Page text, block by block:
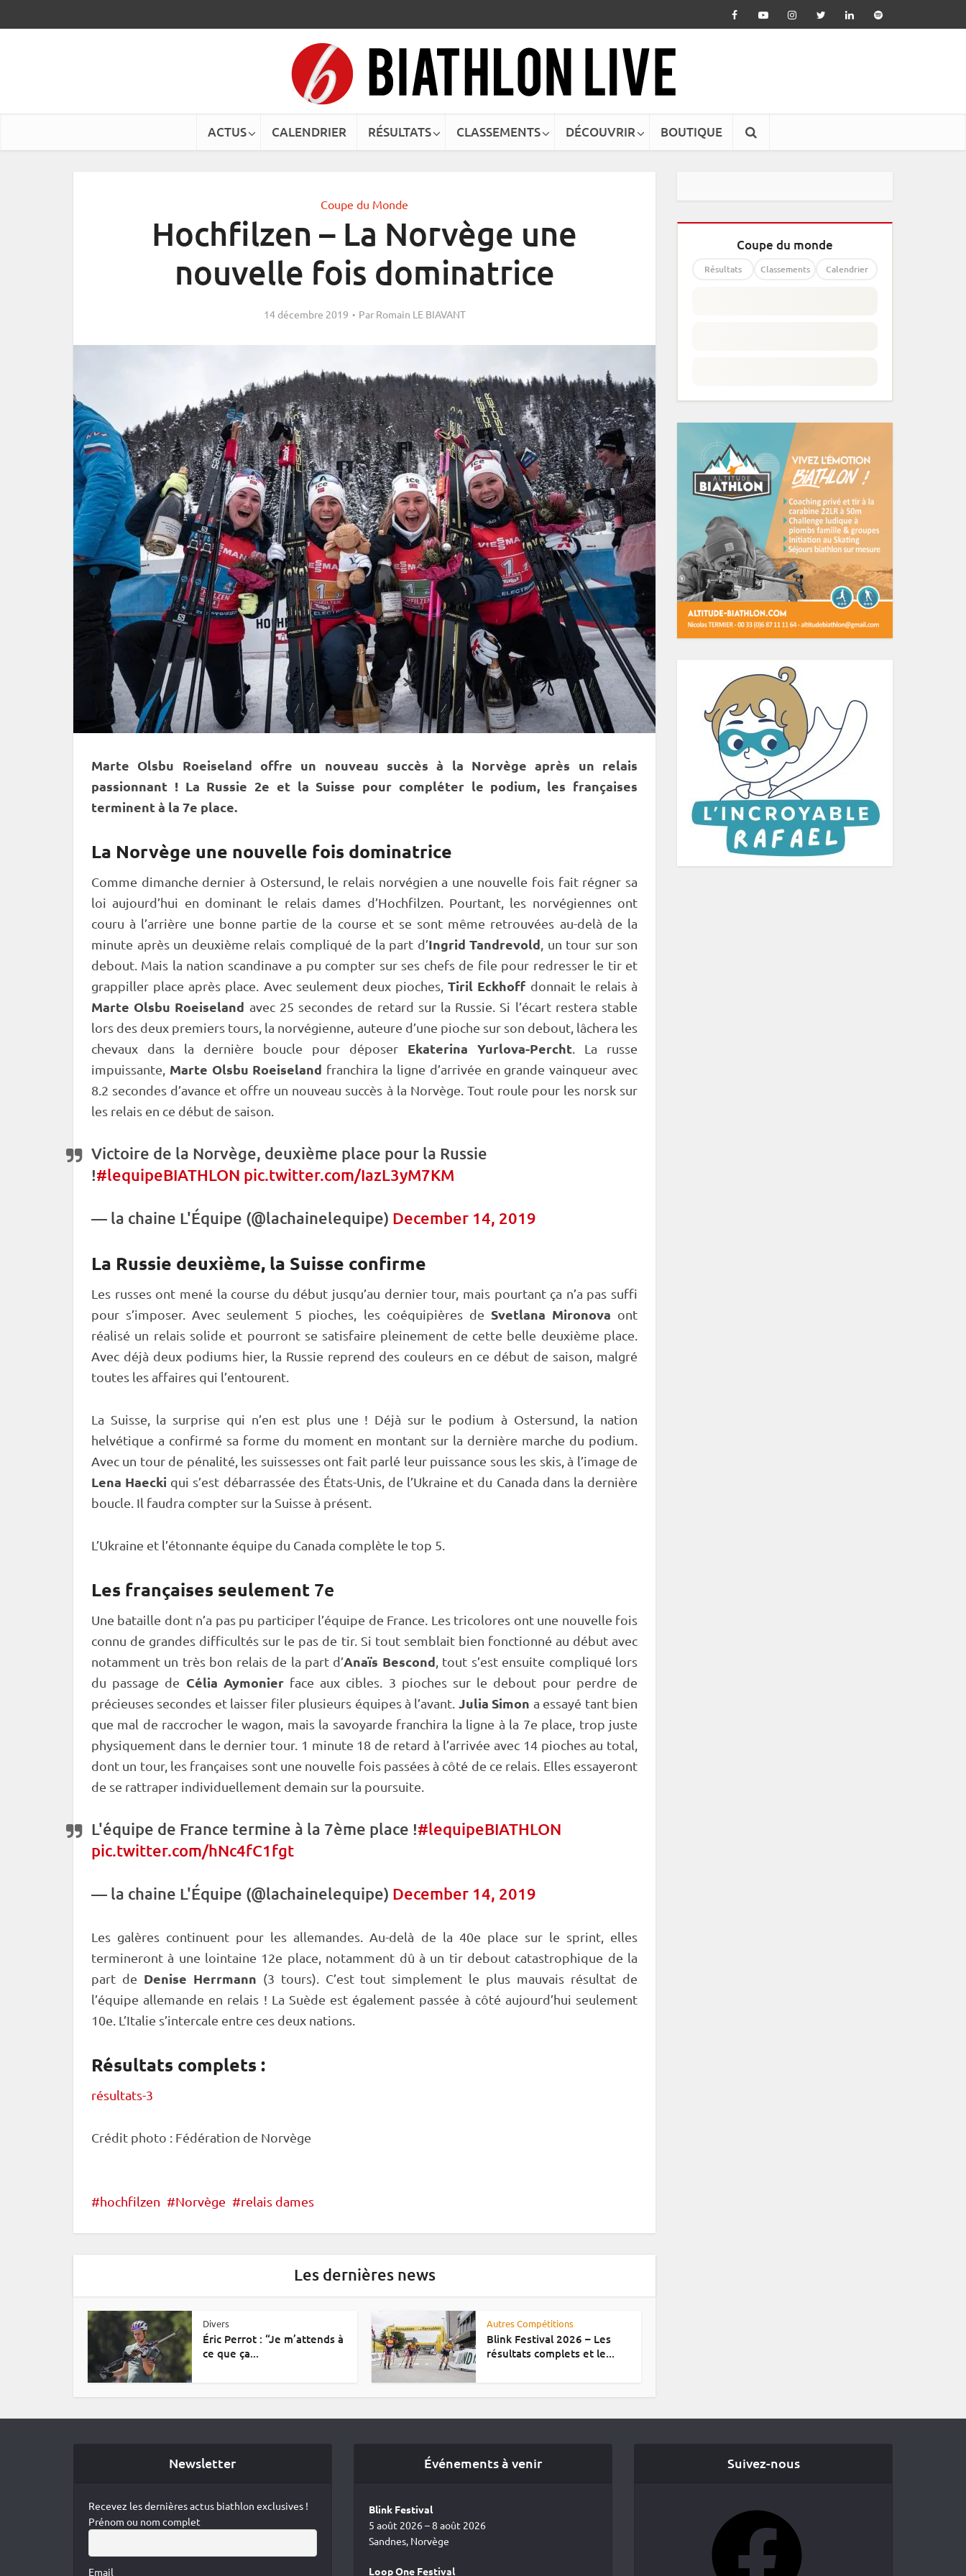
ACTUS CALENDRIER RÉSULTATS CLASSEMENTS DÉCOUVRIR BOUTIQUE
Coupe du Monde
Hochfilzen – La Norvège une
nouvelle fois dominatrice
14 décembre 2019 Par Romain LE BIAVANT
Marte Olsbu Roeiseland offre un nouveau succès à la Norvège après un relais
passionnant ! La Russie 2e et la Suisse pour compléter le podium, les françaises
terminent à la 7e place.
La Norvège une nouvelle fois dominatrice
Comme dimanche dernier à Ostersund , le relaisnorvégien a une nouvelle fois fait régner sa
loi aujourd’hui en dominant le relaisdames d’Hochfilzen . Pourtant, les norvégiennes ont
couru à l’arrière une bonne partie de la course et se sont même retrouvées au-delà de la
minute après un deuxième relais compliqué de la part d’Ingrid Tandrevold , un tour sur son
debout . Mais la nation scandinave a pu compter sur ses chefs de file pour redresser le tir et
grappiller place après place. Avec seulement deux pioches,Tiril Eckhoff donnait le relaisà
Marte Olsbu Roeiseland avec 25 secondes de retard sur la Russie. Si l’écart restera stable
lors des deux premiers tours, la norvégienne, auteure d’une pioche sur son debout, lâchera les
chevaux dans la dernière boucle pour déposer Ekaterina Yurlova-Percht . La russe
impuissante, Marte Olsbu Roeiseland franchira la ligne d’arrivée en grande vainqueur avec
8.2 secondes d’avance et offre un nouveau succès à la Norvège. Tout roule pour les norsk sur
les relais en ce début de saison.
Victoire de la Norvège, deuxième place pour la Russie
!#lequipeBIATHLON pic.twitter.com/IazL3yM7KM
— la chaine L'Équipe (@lachainelequipe) December 14, 2019
La Russie deuxième, la Suisse confirme
Les russes ont mené la course du début jusqu’au dernier tour, mais pourtant ça n’a pas suffi
pour s’imposer. Avec seulement 5 pioches, les coéquipières de Svetlana Mironova ont
réalisé un relaissolide et pourront se satisfaire pleinement de cette belle deuxième place.
Avec déjà deux podiums hier, la Russie reprend des couleurs en ce début de saison, malgré
toutes les affaires qui l’entourent.
La Suisse, la surprise qui n’en est plus une ! Déjà sur le podium à Ostersund , la nation
helvétique a confirmé sa forme du moment en montant sur la dernière marche du podium.
Avec un tour de pénalité , les suissesses ont fait parlé leur puissance sous les skis, à l’image de
Lena Haecki qui s’est débarrassée des États-Unis, de l’Ukraine et du Canada dans la dernière
boucle. Il faudra compter sur la Suisse à présent.
L’Ukraine et l’étonnante équipe du Canada complète le top 5.
Les françaises seulement 7e
Une bataille dont n’a pas pu participer l’équipe de France. Les tricolores ont une nouvelle fois
connu de grandes difficultés sur le pas de tir. Si tout semblait bien fonctionné au début avec
notamment un très bon relaisde la part d’Anaïs Bescond , tout s’est ensuite compliqué lors
du passage de Célia Aymonierface aux cibles. 3 pioches sur le debout pour perdre de
précieuses secondes et laisser filer plusieurs équipes à l’avant. Julia Simon a essayé tant bien
que mal de raccrocher le wagon, mais la savoyarde franchira la ligne à la 7e place, trop juste
physiquement dans le dernier tour. 1 minute 18 de retard à l’arrivée avec 14 pioches au total,
dont un tour, les françaises sont une nouvelle fois passées à côté de ce relais . Elles essayeront
de se rattraper individuellement demain sur la poursuite
L'équipe de France termine à la 7ème place !#lequipeBIATHLON
pic.twitter.com/hNc4fC1fgt
— la chaine L'Équipe (@lachainelequipe) December 14, 2019
Les galères continuent pour les allemandes. Au-delà de la 40e place sur le sprint, elles
termineront à une lointaine 12e place, notamment dû à un tir deboutcatastrophique de la
part de Denise Herrmann (3 tours). C’est tout simplement le plus mauvais résultat de
l’équipe allemande en relais ! La Suède est également passée à côté aujourd’hui seulement
10e. L’Italie s’intercale entre ces deux nations.
Résultats complets :
résultats-3
Crédit photo : Fédération de Norvège
hochfilzen Norvège relais dames
Les dernières news
Divers
Éric Perrot : “Je m’attends à
ce que ça...
Autres Compétitions
Blink Festival 2026 – Les
résultats complets et le...
Coupe du monde
Résultats Classements Calendrier
Newsletter
Recevez les dernières actus biathlon exclusives !
Prénom ou nom complet
Email
Événements à venir
Blink Festival
5 août 2026 – 8 août 2026
Sandnes, Norvège
Loop One Festival
Suivez-nous